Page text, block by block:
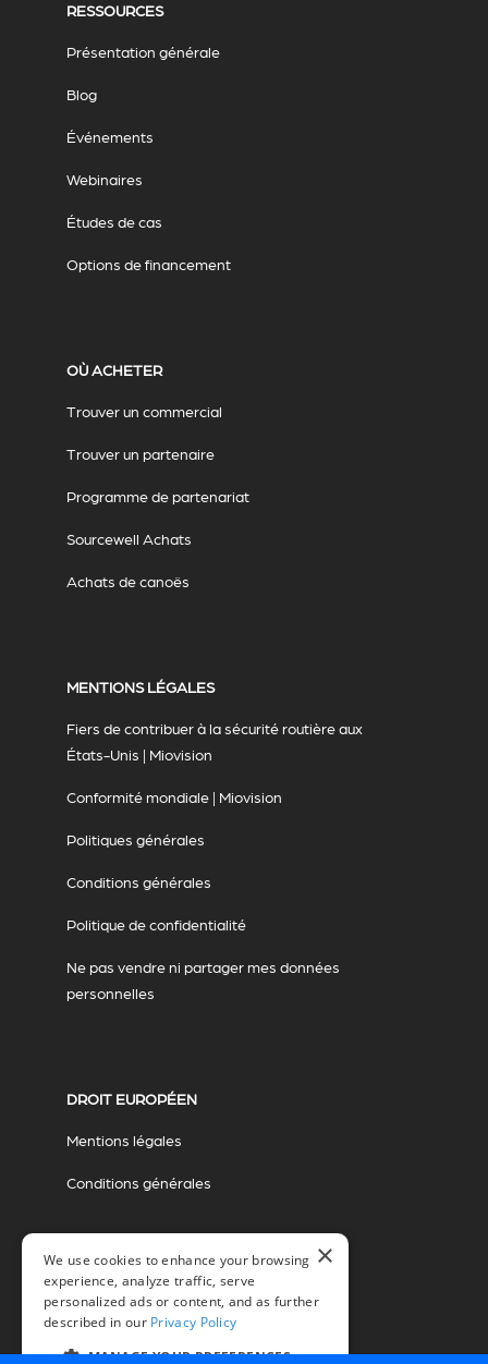
RESSOURCES
Présentation générale
Blog
Événements
Webinaires
Études de cas
Options de financement
OÙ ACHETER
Trouver un commercial
Trouver un partenaire
Programme de partenariat
Sourcewell Achats
Achats de canoës
MENTIONS LÉGALES
Fiers de contribuer à la sécurité routière aux
États-Unis | Miovision
Conformité mondiale | Miovision
Politiques générales
Conditions générales
Politique de confidentialité
Ne pas vendre ni partager mes données
personnelles
DROIT EUROPÉEN
Mentions légales
Conditions générales
© 2026 Miovision Technologies Incorporated
Marketing assuré par The Influence Agency
×
We use cookies to enhance your browsing
experience, analyze traffic, serve
personalized ads or content, and as further
described in our Privacy Policy
MANAGE YOUR PREFERENCES